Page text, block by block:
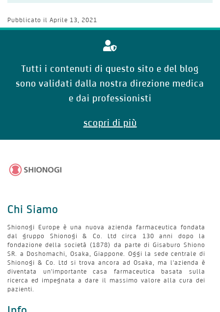
Pubblicato il Aprile 13, 2021
Tutti i contenuti di questo sito e del blog
sono validati dalla nostra direzione medica
e dai professionisti
scopri di più
Chi Siamo
Shionogi Europe è una nuova azienda farmaceutica fondata
dal gruppo Shionogi & Co. Ltd circa 130 anni dopo la
fondazione della società (1878) da parte di Gisaburo Shiono
SR. a Doshomachi, Osaka, Giappone. Oggi la sede centrale di
Shionogi & Co. Ltd si trova ancora ad Osaka, ma l'azienda è
diventata un'importante casa farmaceutica basata sulla
ricerca ed impegnata a dare il massimo valore alla cura dei
pazienti.